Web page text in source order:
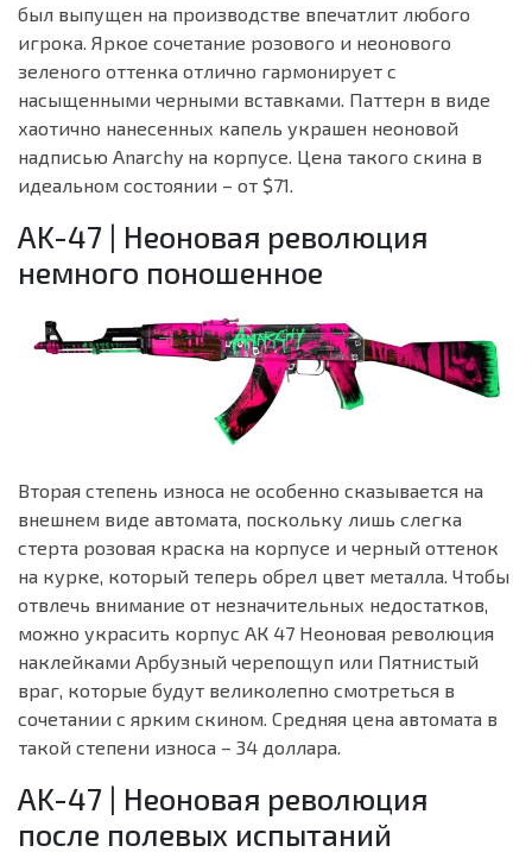
был выпущен на производстве впечатлит любого
игрока. Яркое сочетание розового и неонового
зеленого оттенка отлично гармонирует с
насыщенными черными вставками. Паттерн в виде
хаотично нанесенных капель украшен неоновой
надписью Anarchy на корпусе. Цена такого скина в
идеальном состоянии – от $71.
AK-47 | Неоновая революция
немного поношенное
Вторая степень износа не особенно сказывается на
внешнем виде автомата, поскольку лишь слегка
стерта розовая краска на корпусе и черный оттенок
на курке, который теперь обрел цвет металла. Чтобы
отвлечь внимание от незначительных недостатков,
можно украсить корпус АК 47 Неоновая революция
наклейками Арбузный черепощуп или Пятнистый
враг, которые будут великолепно смотреться в
сочетании с ярким скином. Средняя цена автомата в
такой степени износа – 34 доллара.
AK-47 | Неоновая революция
после полевых испытаний